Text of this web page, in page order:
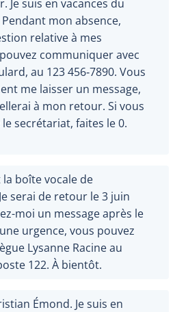
Je suis en vacances du
mon absence,
relative à mes
communiquer avec
au 123 456‑7890. Vous
me laisser un message,
à mon retour. Si vous
secrétariat, faites le 0.
boîte vocale de
serai de retour le 3 juin
moi un message après le
urgence, vous pouvez
Lysanne Racine au
122. À bientôt.
Émond. Je suis en